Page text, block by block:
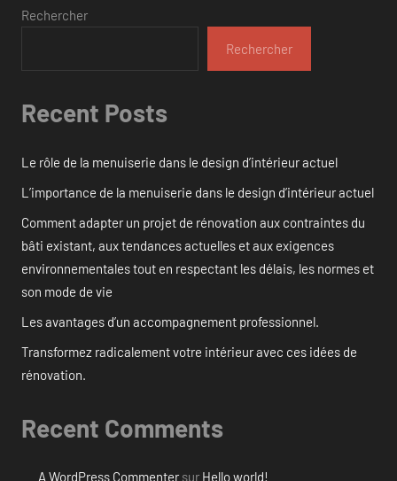
Rechercher
Rechercher
Recent Posts
Le rôle de la menuiserie dans le design d’intérieur actuel
L’importance de la menuiserie dans le design d’intérieur actuel
Comment adapter un projet de rénovation aux contraintes du
bâti existant, aux tendances actuelles et aux exigences
environnementales tout en respectant les délais, les normes et
son mode de vie
Les avantages d’un accompagnement professionnel.
Transformez radicalement votre intérieur avec ces idées de
rénovation.
Recent Comments
A WordPress Commentersur Hello world!